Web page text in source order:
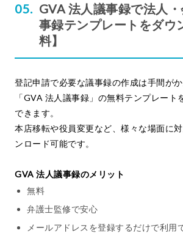
GVA 法人議事録で法人
事録テンプレートをダウ
料】
登記申請で必要な議事録の作成は手間がか
「GVA 法人議事録」の無料テンプレート
できます。
本店移転や役員変更など、様々な場面に
ンロード可能です。
GVA 法人議事録のメリット
無料
弁護士監修で安心
メールアドレスを登録するだけで利用